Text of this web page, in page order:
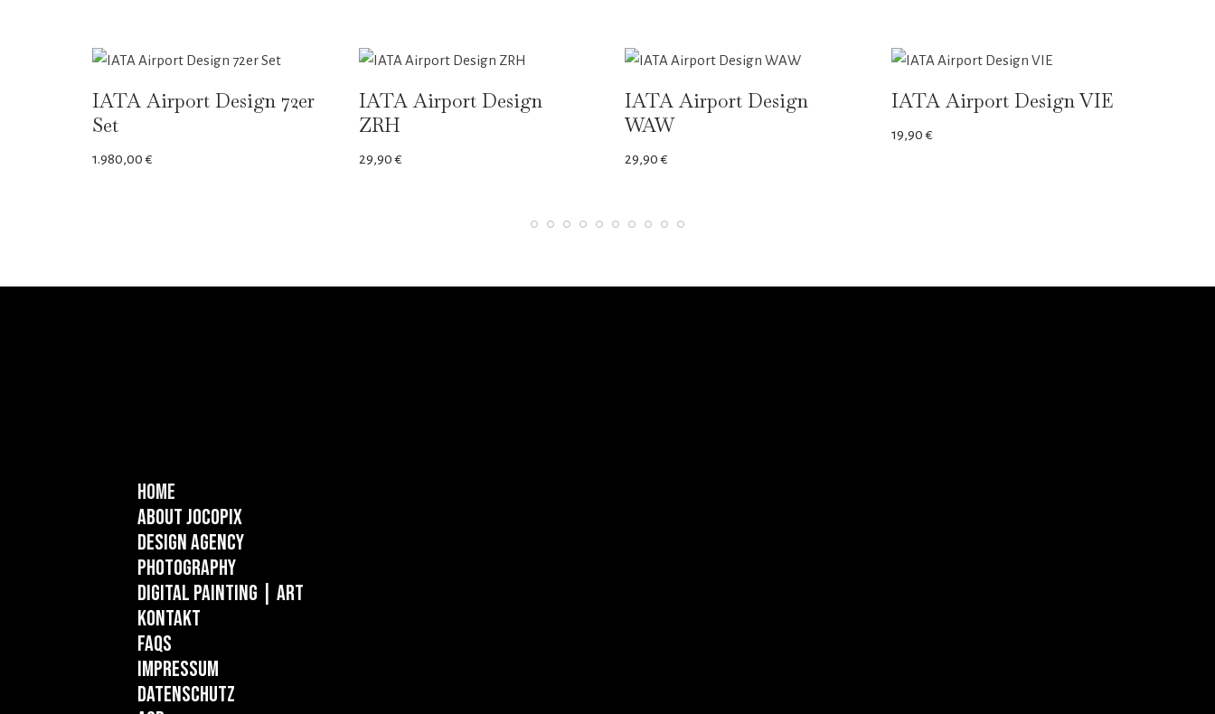
IATA Airport Design 72er
Set
1.980,00€
IATA Airport Design
ZRH
29,90€
IATA Airport Design
WAW
29,90€
IATA Airport Design VIE
19,90€
Home
About Jocopix
Design Agency
Photography
Digital Painting | ART
Kontakt
FAQs
Impressum
Datenschutz